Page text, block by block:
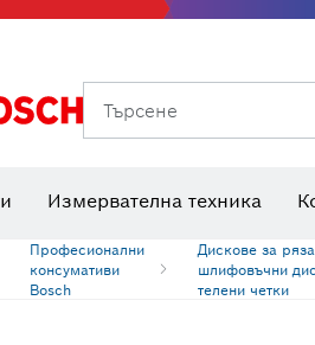
Търсене
Измервателна техника
Професионални
консумативи
Bosch
Дискове за
шлифовъчни
телени четки